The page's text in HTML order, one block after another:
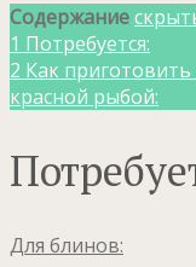
Содержание
1 Потребуется:
2 Как
красной рыбой:
Для блинов: